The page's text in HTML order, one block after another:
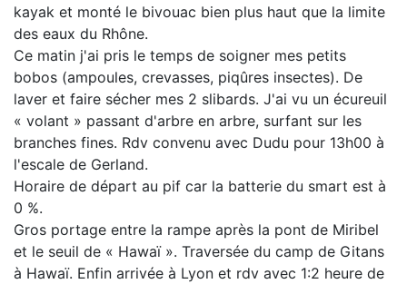
kayak et monté le bivouac bien plus haut que la limite
des eaux du Rhône.
Ce matin j'ai pris le temps de soigner mes petits
bobos (ampoules, crevasses, piqûres insectes). De
laver et faire sécher mes 2 slibards. J'ai vu un écureuil
« volant » passant d'arbre en arbre, surfant sur les
branches fines. Rdv convenu avec Dudu pour 13h00 à
l'escale de Gerland.
Horaire de départ au pif car la batterie du smart est à
0 %.
Gros portage entre la rampe après la pont de Miribel
et le seuil de « Hawaï ». Traversée du camp de Gitans
à Hawaï. Enfin arrivée à Lyon et rdv avec 1:2 heure de